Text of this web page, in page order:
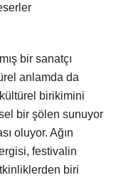
bir sanatçı
anlamda da
birikimini
bir şölen sunuyor
oluyor. Ağın
festivalin
biri